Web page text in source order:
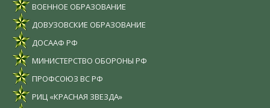
ВОЕННОЕ ОБРАЗОВАНИЕ
ДОВУЗОВСКИЕ ОБРАЗОВАНИЕ
ДОСААФ РФ
МИНИСТЕРСТВО ОБОРОНЫ РФ
ПРОФСОЮЗ ВС РФ
РИЦ «КРАСНАЯ ЗВЕЗДА»